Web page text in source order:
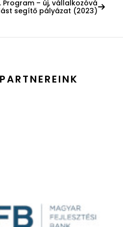
– új, vállalkozóvá
segítő pályázat (2023)